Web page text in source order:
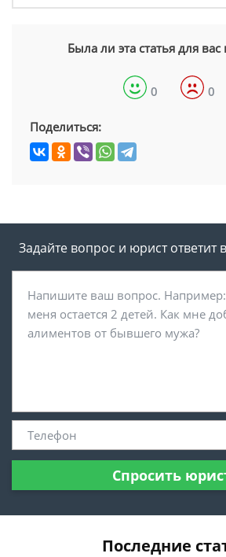
Была ли эта статья для вас
0 0
Поделиться:
Задайте вопрос и юрист ответит
Спросить
Последние